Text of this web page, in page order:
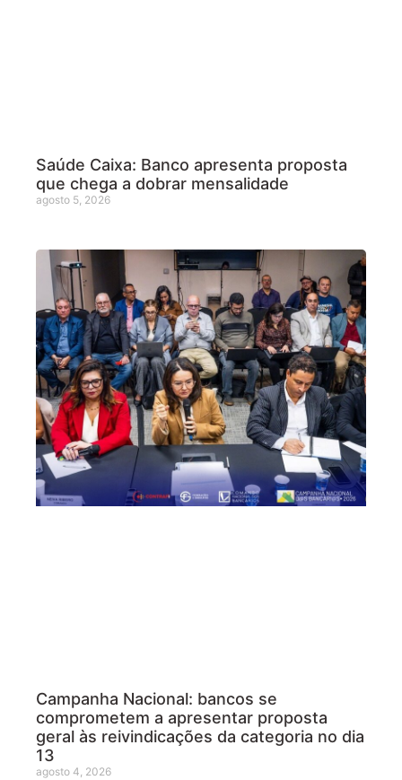
Saúde Caixa: Banco apresenta proposta
que chega a dobrar mensalidade
agosto 5, 2026
Campanha Nacional: bancos se
comprometem a apresentar proposta
geral às reivindicações da categoria no dia
13
agosto 4, 2026